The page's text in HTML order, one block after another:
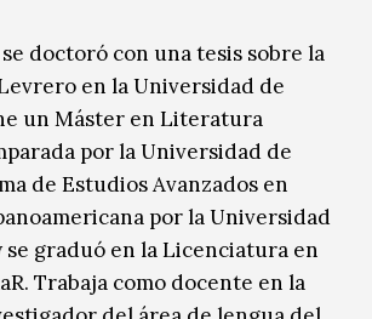
se doctoró con una tesis sobre la
en la Universidad de
un Máster en Literatura
por la Universidad de
de Estudios Avanzados en
por la Universidad
se graduó en la Licenciatura en
Trabaja como docente en la